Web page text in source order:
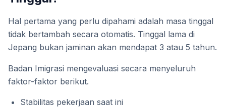
Hal pertama yang perlu dipahami adalah masa tinggal
tidak bertambah secara otomatis. Tinggal lama di
Jepang bukan jaminan akan mendapat 3 atau 5 tahun.
Badan Imigrasi mengevaluasi secara menyeluruh
faktor-faktor berikut.
Stabilitas pekerjaan saat ini